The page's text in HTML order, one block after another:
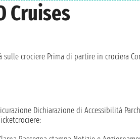
Cruises
sulle crociere Prima di partire in crociera
Dichiarazione di Accessibilità